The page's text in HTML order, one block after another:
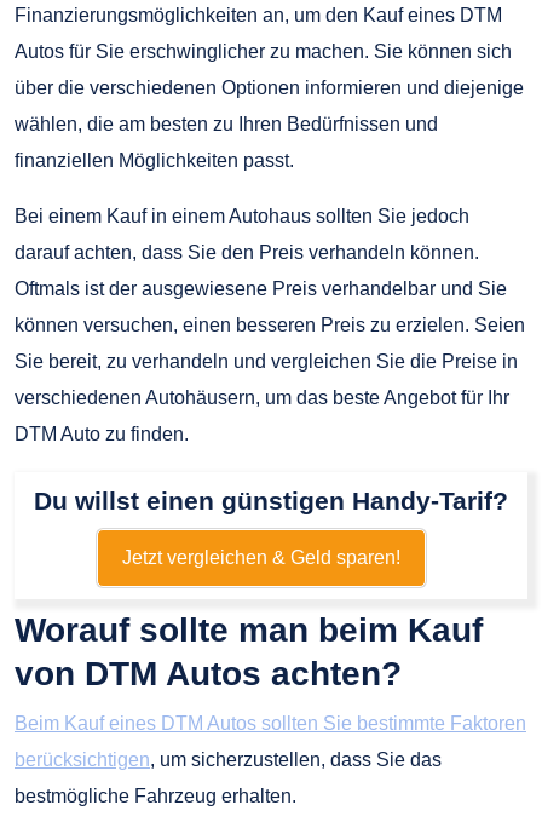
Finanzierungsmöglichkeiten an, um den Kauf eines DTM
Autos für Sie erschwinglicher zu machen. Sie können sich
über die verschiedenen Optionen informieren und diejenige
wählen, die am besten zu Ihren Bedürfnissen und
finanziellen Möglichkeiten passt.
Bei einem Kauf in einem Autohaus sollten Sie jedoch
darauf achten, dass Sie den Preis verhandeln können.
Oftmals ist der ausgewiesene Preis verhandelbar und Sie
können versuchen, einen besseren Preis zu erzielen. Seien
Sie bereit, zu verhandeln und vergleichen Sie die Preise in
verschiedenen Autohäusern, um das beste Angebot für Ihr
DTM Auto zu finden.
Du willst einen günstigen Handy-Tarif?
Jetzt vergleichen & Geld sparen!
Worauf sollte man beim Kauf
von DTM Autos achten?
Beim Kauf eines DTM Autos sollten Sie bestimmte Faktoren
berücksichtigen, um sicherzustellen, dass Sie das
bestmögliche Fahrzeug erhalten.